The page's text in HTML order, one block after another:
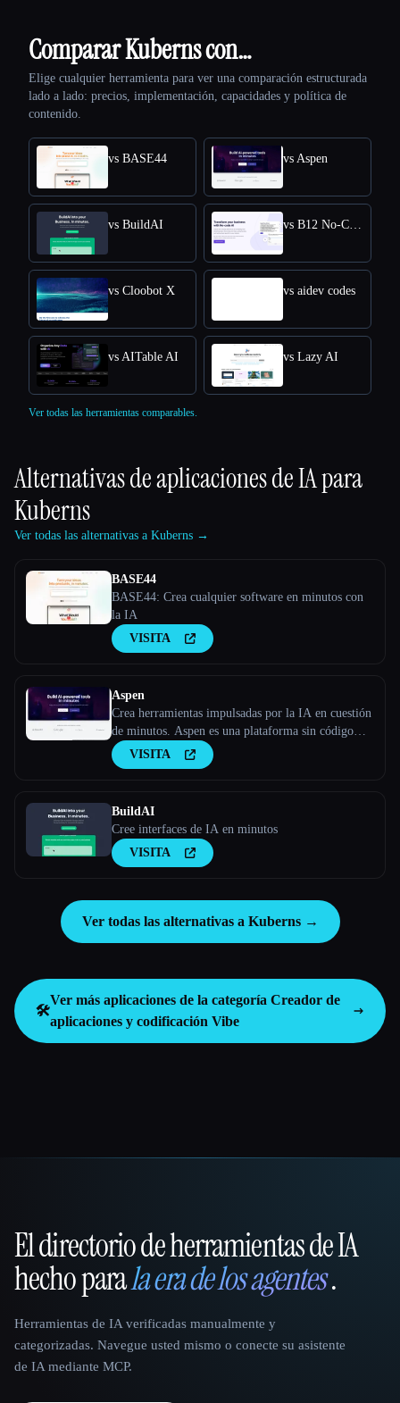
Comparar Kuberns con…
Elige cualquier herramienta para ver una comparación estructurada
lado a lado: precios, implementación, capacidades y política de
contenido.
vs BASE44 vs Aspen
vs BuildAI vs B12 No-Code AI
vs Cloobot X vs aidev codes
vs AITable AI vs Lazy AI
Ver todas las herramientas comparables.
Alternativas de aplicaciones de IA para
Kuberns
Ver todas las alternativas a Kuberns →
BASE44
BASE44: Crea cualquier software en minutos con
la IA
VISITA
Aspen
Crea herramientas impulsadas por la IA en cuestión
de minutos. Aspen es una plataforma sin código
para crear aplicaciones web impulsadas por la IA.
VISITA
BuildAI
Cree interfaces de IA en minutos
VISITA
Ver todas las alternativas a Kuberns →
🛠️
Ver más aplicaciones de la categoría Creador de
aplicaciones y codificación Vibe
That AI Collection
El directorio de herramientas de IA
hecho parala era de los agentes.
Herramientas de IA verificadas manualmente y
categorizadas. Navegue usted mismo o conecte su asistente
de IA mediante MCP.